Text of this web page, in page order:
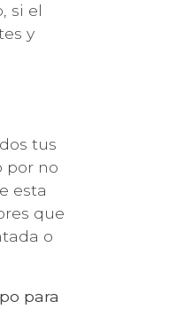
si el
y
tus
por no
esta
que
o
para